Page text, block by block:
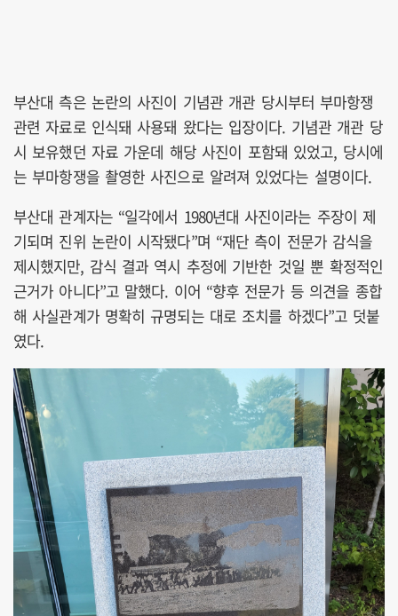
부산대 측은 논란의 사진이 기념관 개관 당시부터 부마항쟁
관련 자료로 인식돼 사용돼 왔다는 입장이다. 기념관 개관 당
시 보유했던 자료 가운데 해당 사진이 포함돼 있었고, 당시에
는 부마항쟁을 촬영한 사진으로 알려져 있었다는 설명이다.
부산대 관계자는 “일각에서 1980년대 사진이라는 주장이 제
기되며 진위 논란이 시작됐다”며 “재단 측이 전문가 감식을
제시했지만, 감식 결과 역시 추정에 기반한 것일 뿐 확정적인
근거가 아니다”고 말했다. 이어 “향후 전문가 등 의견을 종합
해 사실관계가 명확히 규명되는 대로 조치를 하겠다”고 덧붙
였다.